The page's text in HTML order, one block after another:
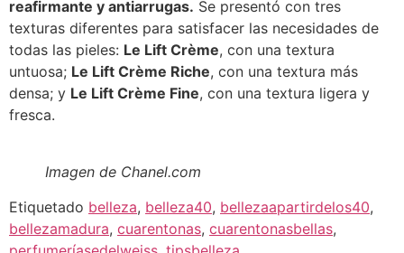
reafirmante y antiarrugas. Se presentó con tres
texturas diferentes para satisfacer las necesidades de
todas las pieles: Le Lift Crème, con una textura
untuosa; Le Lift Crème Riche, con una textura más
densa; y Le Lift Crème Fine, con una textura ligera y
fresca.
Imagen de Chanel.com
Etiquetado belleza, belleza40, bellezaapartirdelos40,
bellezamadura, cuarentonas, cuarentonasbellas,